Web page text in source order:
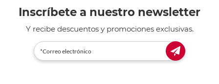
Inscríbete a nuestro newsletter
Y recibe descuentos y promociones exclusivas.